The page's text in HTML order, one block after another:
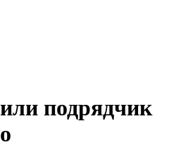
подрядчик